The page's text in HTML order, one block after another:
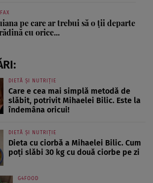
pe care ar trebui să o ții departe
cu orice...
DIETĂ ȘI NUTRIȚIE
Care e cea mai simplă metodă de
slăbit, potrivit Mihaelei Bilic. Este la
îndemâna oricui!
DIETĂ ȘI NUTRIȚIE
Dieta cu ciorbă a Mihaelei Bilic. Cum
poți slăbi 30 kg cu două ciorbe pe zi
G4FOOD